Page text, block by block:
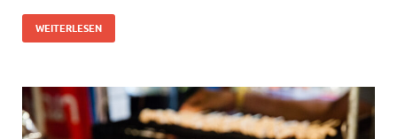
WEITERLESEN